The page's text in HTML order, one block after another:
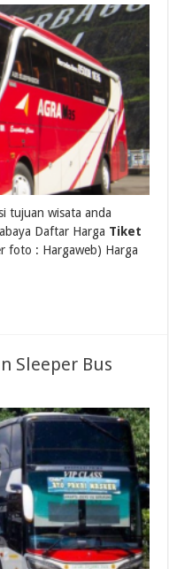
tujuan wisata anda
Daftar Harga Tiket
foto : Hargaweb) Harga
Sleeper Bus